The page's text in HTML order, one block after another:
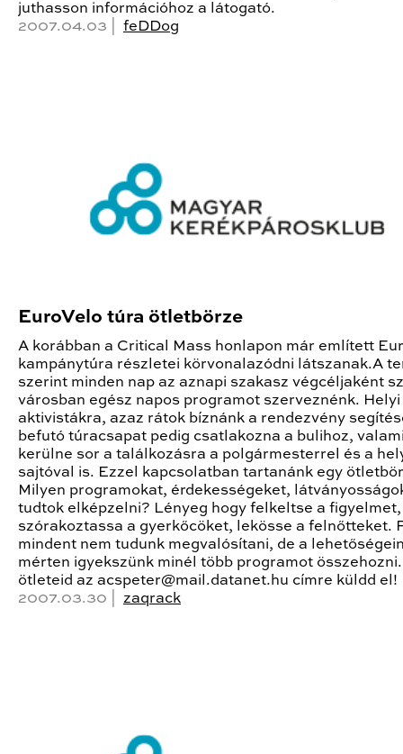
juthasson információhoz a látogató.
2007.04.03 | feDDog
EuroVelo túra ötletbörze
A korábban a Critical Mass honlapon már említett
kampánytúra részletei körvonalazódni látszanak.A
szerint minden nap az aznapi szakasz végcéljaként
városban egész napos programot szerveznénk. Helyi
aktivistákra, azaz rátok bíznánk a rendezvény
befutó túracsapat pedig csatlakozna a bulihoz,
kerülne sor a találkozásra a polgármesterrel és a
sajtóval is. Ezzel kapcsolatban tartanánk egy
Milyen programokat, érdekességeket,
tudtok elképzelni? Lényeg hogy felkeltse a figyelmet,
szórakoztassa a gyerkőcöket, lekösse a felnőtteket.
mindent nem tudunk megvalósítani, de a
mérten igyekszünk minél több programot
ötleteid az acspeter@mail.datanet.hu címre küldd el!
2007.03.30 | zaqrack